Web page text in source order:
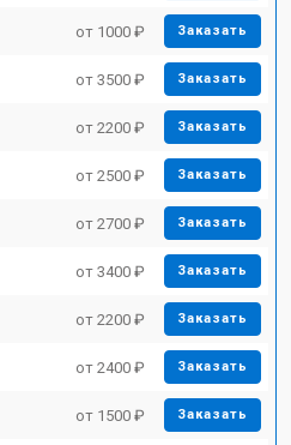
от 1000 ₽ Заказать
от 3500 ₽ Заказать
от 2200 ₽ Заказать
от 2500 ₽ Заказать
от 2700 ₽ Заказать
от 3400 ₽ Заказать
от 2200 ₽ Заказать
от 2400 ₽ Заказать
от 1500 ₽ Заказать